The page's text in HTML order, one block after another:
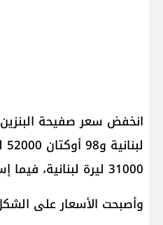
31000 ليرة لبنانية، فيما إستقرّ سعر الغاز.
وأصبحت الأسعار على